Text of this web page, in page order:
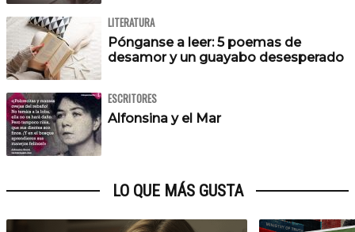
LITERATURA
Pónganse a leer: 5 poemas de
desamor y un guayabo desesperado
ESCRITORES
Alfonsina y el Mar
LO QUE MÁS GUSTA